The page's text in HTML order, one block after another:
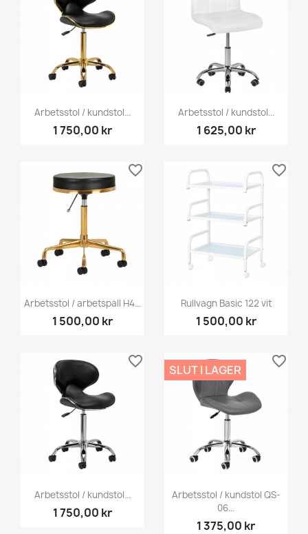
Arbetsstol / kundstol...
1 750,00 kr
Arbetsstol / kundstol...
1 625,00 kr
Arbetsstol / arbetspall H4...
1 500,00 kr
favorite_border
Rullvagn Basic 122 vit
1 500,00 kr
favorite_border
Arbetsstol / kundstol...
1 750,00 kr
favorite_border
Arbetsstol / kundstol QS-
06...
1 375,00 kr
SLUT I LAGER
favorite_border